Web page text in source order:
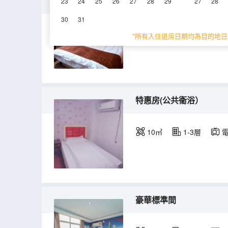
30 31
*所有入住退房日期均為目的地
10㎡ 1-4層
特惠房(公共衞浴）
10㎡ 1-3層
豪華標準間